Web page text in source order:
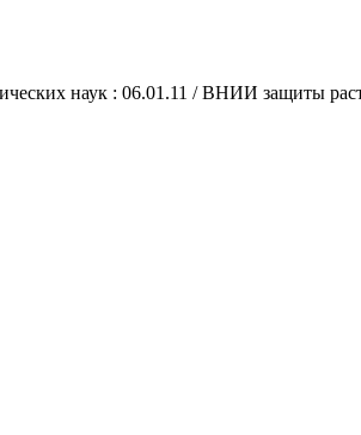
наук : 06.01.11 / ВНИИ защиты